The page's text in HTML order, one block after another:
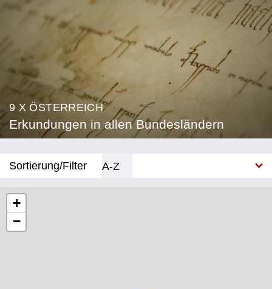
9 X ÖSTERREICH
Erkundungen in allen Bundesländern
Sortierung/Filter
A-Z
+
−